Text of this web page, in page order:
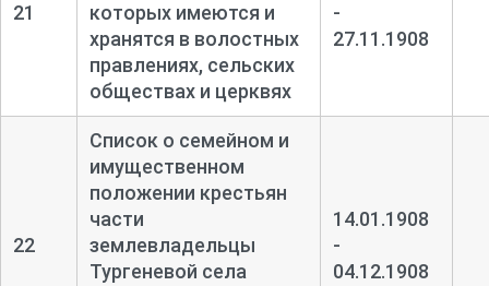
21
которых имеются и
хранятся в волостных
правлениях, сельских
обществах и церквях
-
27.11.1908
22
Список о семейном и
имущественном
положении крестьян
части
землевладельцы
Тургеневой села
14.01.1908
-
04.12.1908